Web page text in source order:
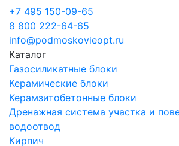
+7 495 150-09-65
8 800 222-64-65
info@podmoskovieopt.ru
Каталог
Газосиликатные блоки
Керамические блоки
Керамзитобетонные блоки
Дренажная система участка и
водоотвод
Кирпич